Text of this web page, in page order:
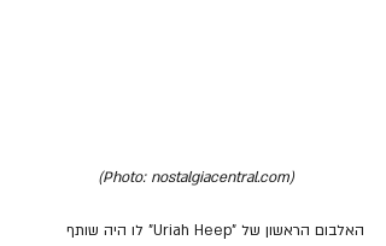
(Photo: nostalgiacentral.com)
האלבום הראשון של "Uriah Heep" לו היה שותף